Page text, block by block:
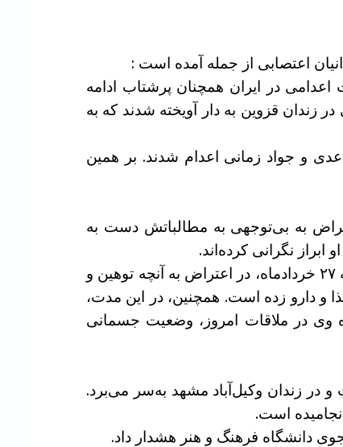
در ایران همچنان پرشتاب ادامه
فرهمند و زینب زرینی در زندان قزوین به دار آویخته شدند که به
شاهرود به اسامی ابوالفضل ساعدی و جواد زمانی اعدام شدند. بر همین
وکیل‌آباد مشهد، از روز چهارشنبه ۲۷ خرداد ماه در اعتراض به بی‌توجهی به مطالباتش دست به
نگرانی کرده‌اند.
علی سپهری، برادر این زندانی سیاسی، در خصوص وضعیت وی اعلام کرد که خانم سپهری از روز چهارشنبه ۲۷ خردادماه، در اعتراض به آنچه توهین و
و دارو زده است. همچنین، در این مدت،
وی در ملاقات امروز، وضعیت جسمانی
شده است و در زندان وکیل‌آباد مشهد به‌سر می‌برد.
است.
دانشگاه فرهنگ و هنر هشدار داد.